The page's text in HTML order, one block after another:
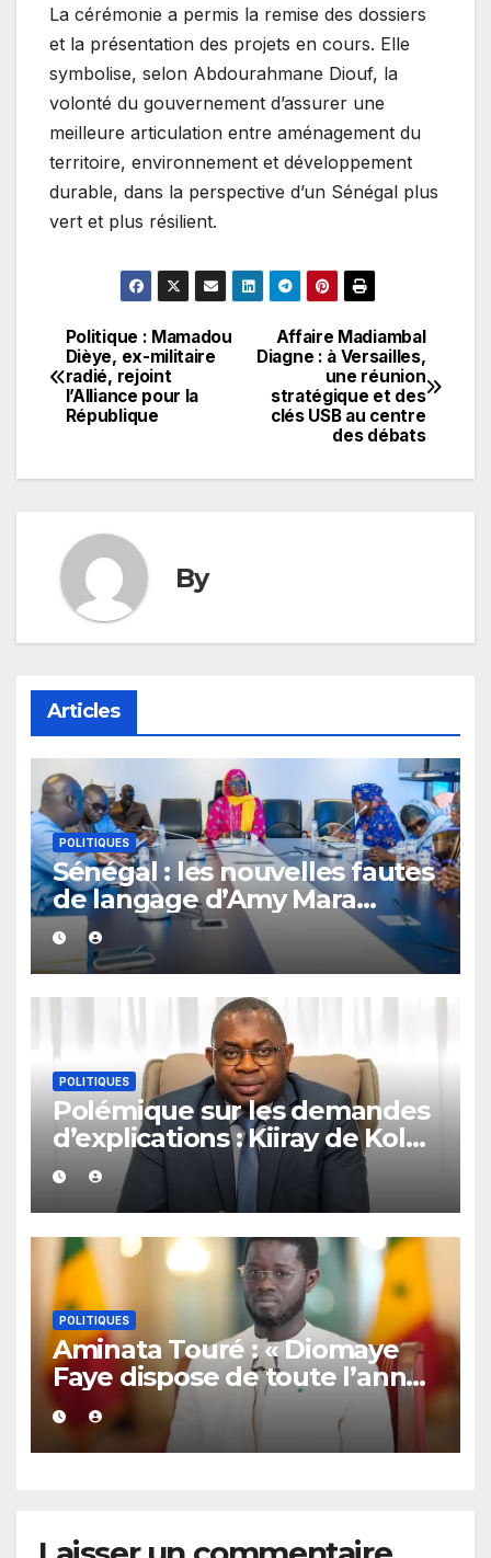
La cérémonie a permis la remise des dossiers
et la présentation des projets en cours. Elle
symbolise, selon Abdourahmane Diouf, la
volonté du gouvernement d’assurer une
meilleure articulation entre aménagement du
territoire, environnement et développement
durable, dans la perspective d’un Sénégal plus
vert et plus résilient.
Navigation
de
l’article
Affaire Madiambal
Diagne : à Versailles,
une réunion
stratégique et des
clés USB au centre
des débats
Politique : Mamadou
Dièye, ex-militaire
radié, rejoint
l’Alliance pour la
République
By
Articles
POLITIQUES
Sénégal : les nouvelles fautes
de langage d’Amy Mara
provoquent des réactions sur
les réseaux sociaux
POLITIQUES
Polémique sur les demandes
d’explications : Kiiray de Kolda
apporte son soutien à
Mamadou Lamine Dianté
POLITIQUES
Aminata Touré : « Diomaye
Faye dispose de toute l’année
2027 pour organiser les
élections locales dans la
légalité »